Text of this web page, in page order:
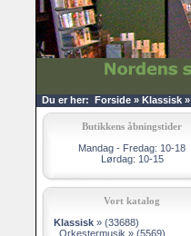
Du er her: Forside » Klassisk »
Butikkens åbningstider
Mandag - Fredag: 10-18
Lørdag: 10-15
Vort katalog
Klassisk » (33688)
Orkestermusik » (5569)